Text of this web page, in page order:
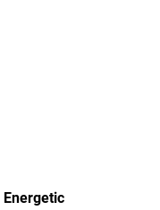
Energetic